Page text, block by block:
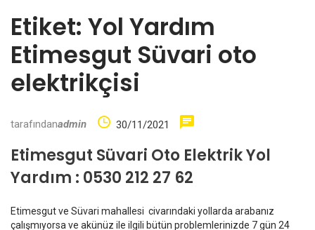
Etiket: Yol Yardım
Etimesgut Süvari oto
elektrikçisi
tarafındanadmin 30/11/2021
Etimesgut Süvari Oto Elektrik Yol
Yardım : 0530 212 27 62
Etimesgut ve Süvari mahallesi civarındaki yollarda arabanız
çalışmıyorsa ve akünüz ile ilgili bütün problemlerinizde 7 gün 24